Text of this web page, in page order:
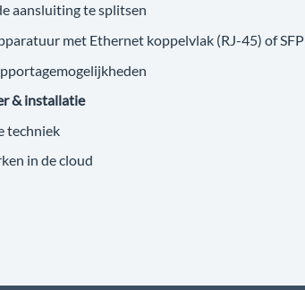
aansluiting te splitsen
met Ethernet koppelvlak (RJ-45) of SFP
& installatie
techniek
in de cloud